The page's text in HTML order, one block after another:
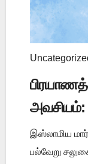
அவசியம்:
இஸ்லாமிய
பல்வேறு